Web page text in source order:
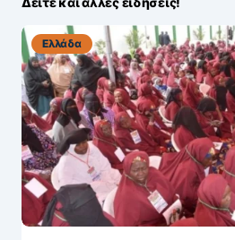
Ελλάδα